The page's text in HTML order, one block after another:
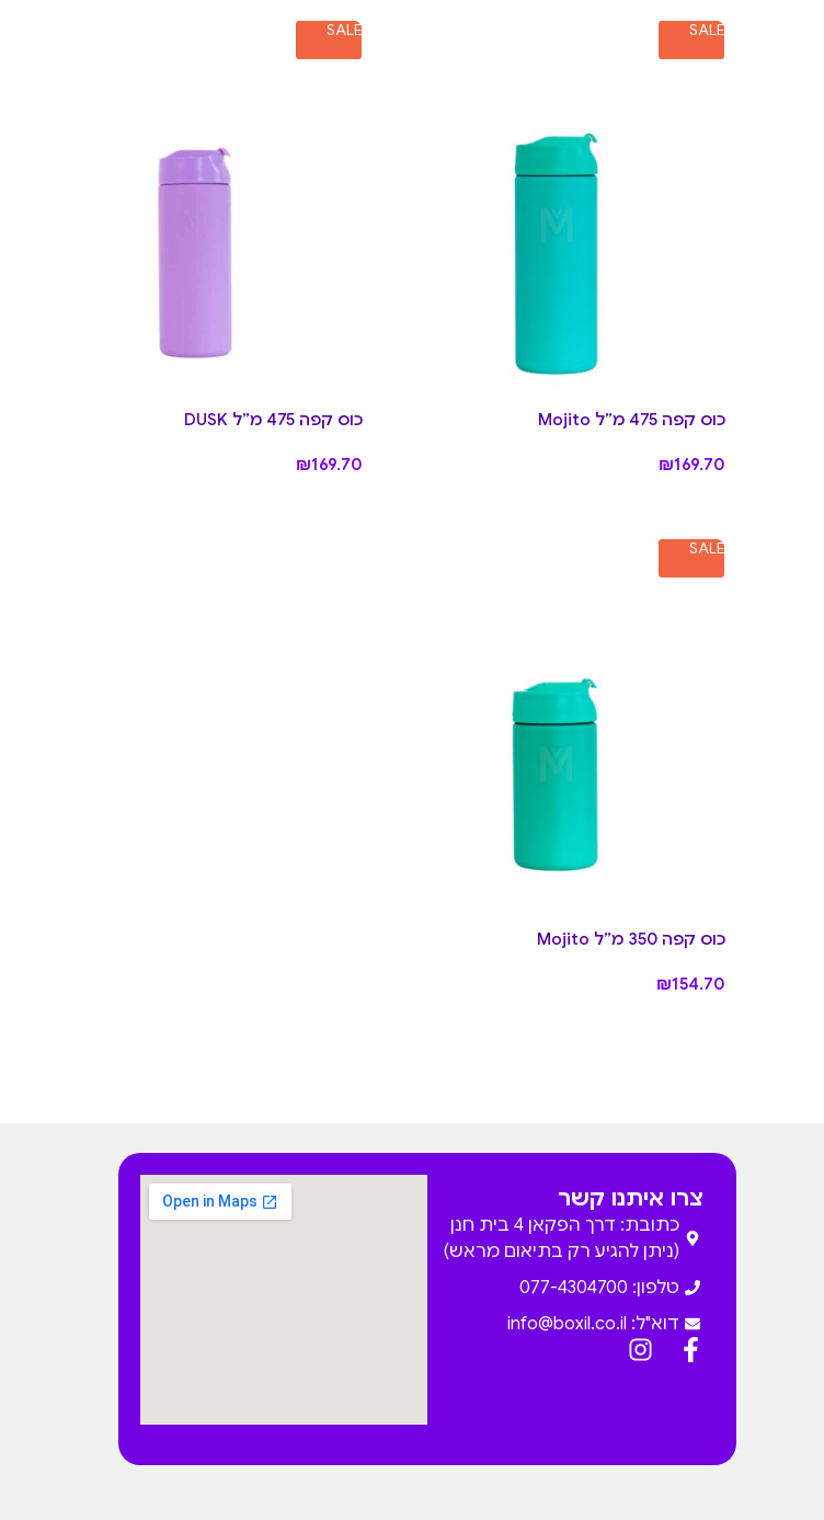
SALE
כוס קפה 475 מ״ל Mojito
₪169.70
SALE
כוס קפה 475 מ״ל DUSK
₪169.70
SALE
כוס קפה 350 מ״ל Mojito
₪154.70
צרו איתנו קשר
כתובת: דרך הפקאן 4 בית חנן
(ניתן להגיע רק בתיאום מראש)
טלפון: 077-4304700
דוא"ל: info@boxil.co.il